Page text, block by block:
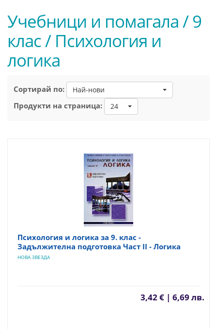
Учебници и помагала / 9
клас / Психология и
логика
Сортирай по: Най-нови
Продукти на страница: 24
Психология и логика за 9. клас -
Задължителна подготовка Част II - Логика
НОВА ЗВЕЗДА
3,42 € | 6,69 лв.